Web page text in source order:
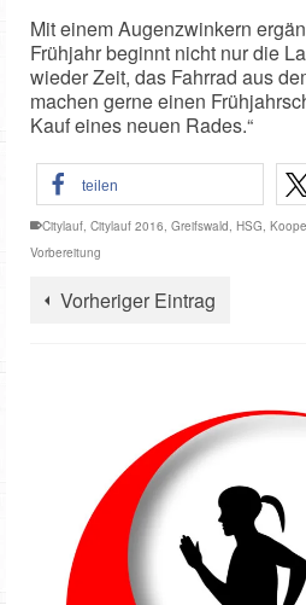
Mit einem Augenzwinkern
Frühjahr beginnt nicht nur die
wieder Zeit, das Fahrrad aus
machen gerne einen
Kauf eines neuen Rades.“
teilen
Citylauf Citylauf 2016 Greifswald HSG
Vorbereitung
Vorheriger Eintrag